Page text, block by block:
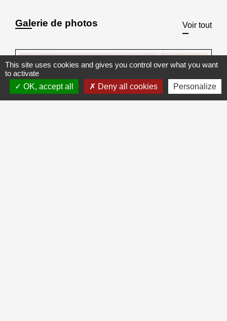
Galerie de photos Voir tout
This site uses cookies and gives you control over what you want
to activate
OK, accept all
Deny all cookies Personalize